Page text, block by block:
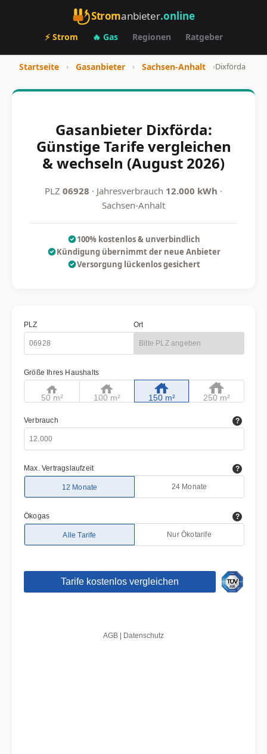
Stromanbieter.online
⚡ Strom 🔥 Gas Regionen Ratgeber
Startseite › Gasanbieter › Sachsen-Anhalt ›Dixförda
Gasanbieter Dixförda:
Günstige Tarife vergleichen
& wechseln (August 2026)
PLZ 06928 · Jahresverbrauch 12.000 kWh ·
Sachsen-Anhalt
100% kostenlos & unverbindlich
Kündigung übernimmt der neue Anbieter
Versorgung lückenlos gesichert